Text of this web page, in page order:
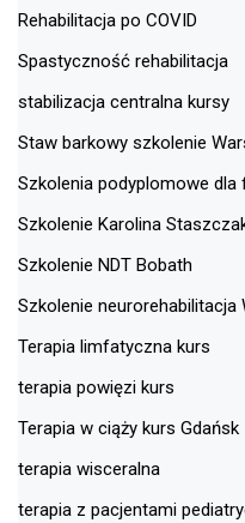
Rehabilitacja po COVID
Spastyczność rehabilitacja
stabilizacja centralna kursy
Staw barkowy szkolenie
Szkolenia podyplomowe
Szkolenie Karolina
Szkolenie NDT Bobath
Szkolenie neurorehabilitacja
Terapia limfatyczna kurs
terapia powięzi kurs
Terapia w ciąży kurs Gdańsk
terapia wisceralna
terapia z pacjentami